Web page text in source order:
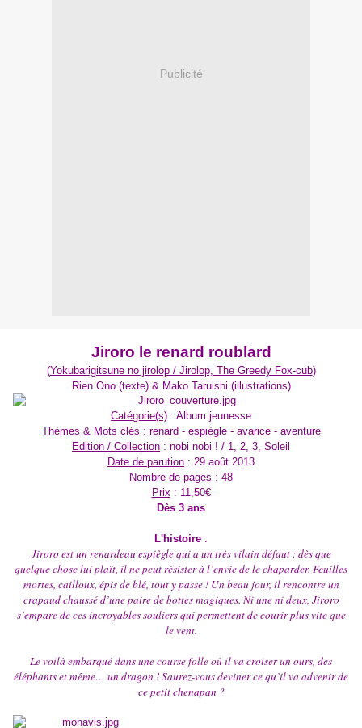
Publicité
Jiroro le renard roublard
(Yokubarigitsune no jirolop / Jirolop, The Greedy Fox-cub)
Rien Ono (texte) & Mako Taruishi (illustrations)
Catégorie(s) : Album jeunesse
Thèmes & Mots clés : renard - espiègle - avarice - aventure
Edition / Collection : nobi nobi ! / 1, 2, 3, Soleil
Date de parution : 29 août 2013
Nombre de pages : 48
Prix: 11,50€
Dès 3 ans
L'histoire :
Jiroro est un renardeau espiègle qui a un très vilain défaut : dès que
quelque chose lui plaît, il ne peut résister à l’envie de le chaparder. Feuilles
mortes, cailloux, épis de blé, tout y passe ! Un beau jour, il rencontre un
crapaud chaussé d’une paire de bottes magiques. Ni une ni deux, Jiroro
s’empare de ces incroyables souliers qui permettent de courir plus vite que
le vent.
Le voilà embarqué dans une course folle où il va croiser un ours, des
éléphants et même… un dragon ! Saurez-vous deviner ce qu’il va advenir de
ce petit chenapan ?